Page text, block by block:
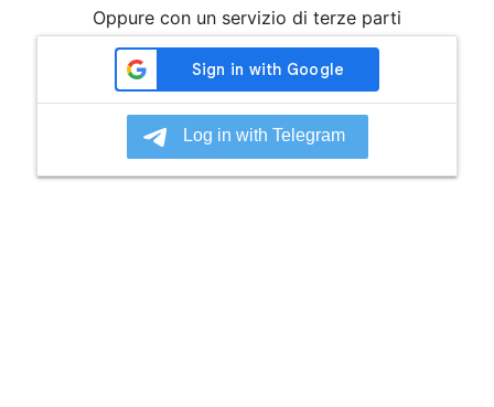
Oppure con un servizio di terze parti